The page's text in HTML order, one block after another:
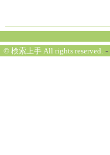
© 検索上手 All rights reserved. -